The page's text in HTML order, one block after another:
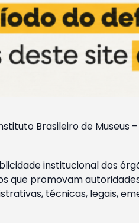
Brasileiro de
institucional dos
promovam
técnicas, legais,